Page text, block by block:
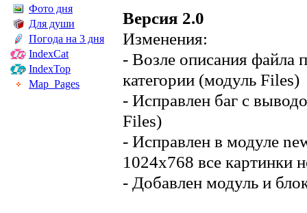
Фото дня
Для души
Погода на 3 дня
IndexCat
IndexTop
Map_Pages
Версия 2.0
Изменения:
- Возле описания файла
категории (модуль Files)
- Исправлен баг с
Files)
- Исправлен в модуле
1024x768 все картинки
- Добавлен модуль и